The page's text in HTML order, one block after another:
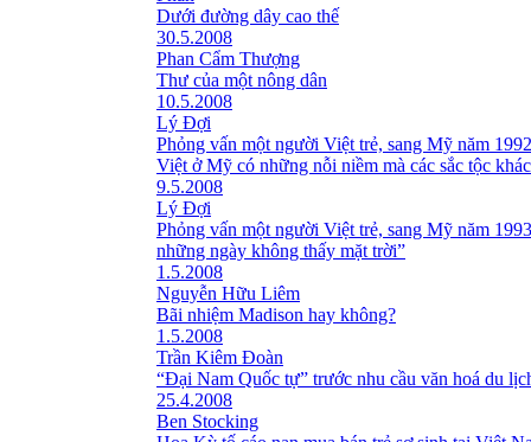
Dưới đường dây cao thế
30.5.2008
Phan Cẩm Thượng
Thư của một nông dân
10.5.2008
Lý Đợi
Phỏng vấn một người Việt trẻ, sang Mỹ năm
Việt ở Mỹ có những nỗi niềm mà các sắc tộc
9.5.2008
Lý Đợi
Phỏng vấn một người Việt trẻ, sang Mỹ năm
những ngày không thấy mặt trời”
1.5.2008
Nguyễn Hữu Liêm
Bãi nhiệm Madison hay không?
1.5.2008
Trần Kiêm Đoàn
“Đại Nam Quốc tự” trước nhu cầu văn hoá du
25.4.2008
Ben Stocking